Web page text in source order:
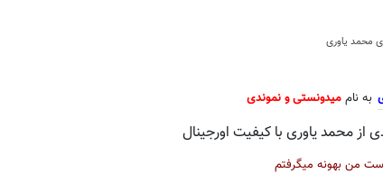
محمد یاوری
به ناممیدونستی و نموندی
از محمد یاوری با کیفیت اورجینال
من بهونه میگرفتم